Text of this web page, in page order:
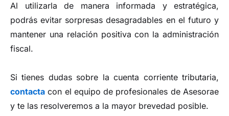
Al utilizarla de manera informada y estratégica,
podrás evitar sorpresas desagradables en el futuro y
mantener una relación positiva con la administración
fiscal.
Si tienes dudas sobre la cuenta corriente tributaria,
contacta con el equipo de profesionales de Asesorae
y te las resolveremos a la mayor brevedad posible.